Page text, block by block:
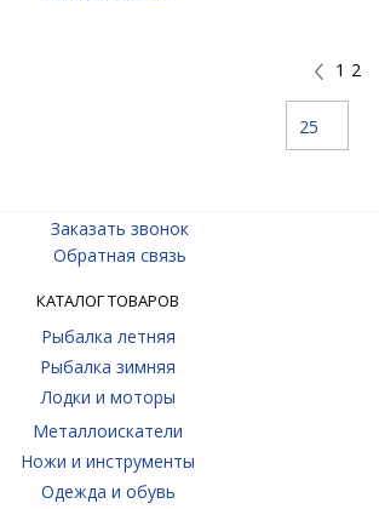
1 2
25
Заказать звонок
Обратная связь
КАТАЛОГ ТОВАРОВ
Рыбалка летняя
Рыбалка зимняя
Лодки и моторы
Металлоискатели
Ножи и инструменты
Одежда и обувь